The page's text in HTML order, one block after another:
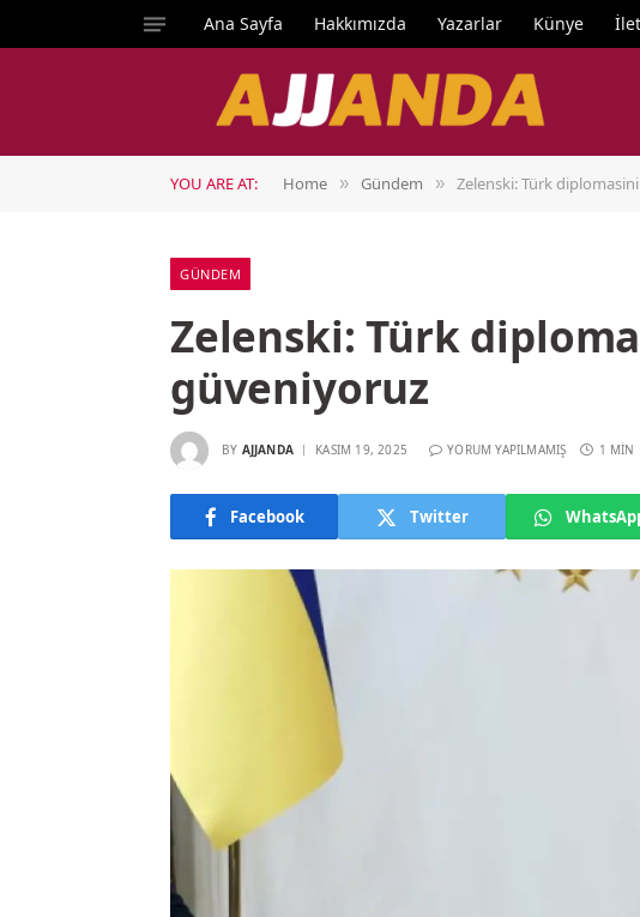
Ana Sayfa Hakkımızda Yazarlar Künye
YOU ARE AT: Home » Gündem » Zelenski: Türk
GÜNDEM
Zelenski: Türk
güveniyoruz
BY AJJANDA KASIM 19, 2025 YORUM YAPILMAMIŞ 1 MIN
Facebook Twitter